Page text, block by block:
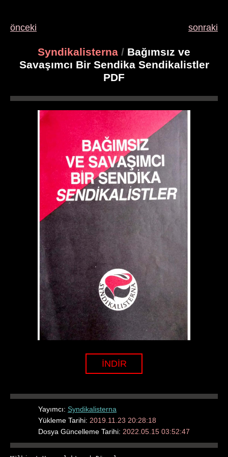
önceki sonraki
Syndikalisterna / Bağımsız ve
Savaşımcı Bir Sendika Sendikalistler
PDF
İNDİR
Yayımcı: Syndikalisterna
Yükleme Tarihi: 2019.11.23 20:28:18
Dosya Güncelleme Tarihi: 2022.05.15 03:52:47